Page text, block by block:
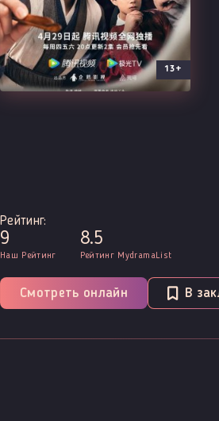
13+
Рейтинг:
9
Наш Рейтинг
8.5
Рейтинг MydramaList
Смотреть онлайн В